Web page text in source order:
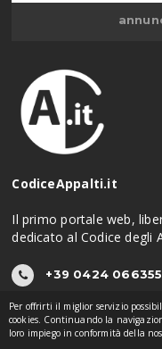
Per offrirti il miglior servizio
cookies. Continuando la
loro impiego in conformità della
CodiceAppalti.it
Il primo portale web,
dedicato al Codice degli
+39 0424 066355